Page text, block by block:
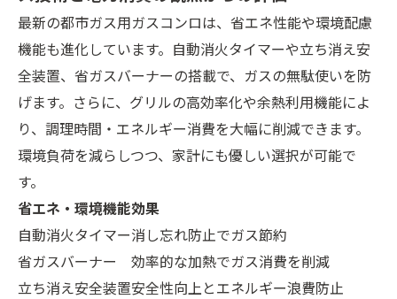
最新の都市ガス用ガスコンロは、省エネ性能や環境配慮
機能も進化しています。自動消火タイマーや立ち消え安
全装置、省ガスバーナーの搭載で、ガスの無駄使いを防
げます。さらに、グリルの高効率化や余熱利用機能によ
り、調理時間・エネルギー消費を大幅に削減できます。
環境負荷を減らしつつ、家計にも優しい選択が可能で
す。
省エネ・環境機能効果
自動消火タイマー消し忘れ防止でガス節約
省ガスバーナー
効率的な加熱でガス消費を削減
立ち消え安全装置安全性向上とエネルギー浪費防止